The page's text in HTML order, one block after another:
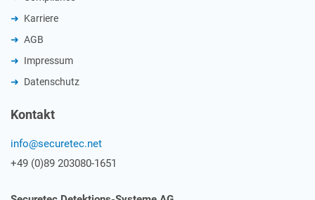
Karriere
AGB
Impressum
Datenschutz
Kontakt
info@securetec.net
+49 (0)89 203080-1651